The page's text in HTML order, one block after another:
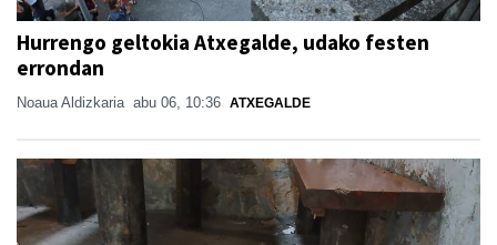
Hurrengo geltokia Atxegalde, udako festen
errondan
Noaua Aldizkaria abu 06, 10:36 ATXEGALDE